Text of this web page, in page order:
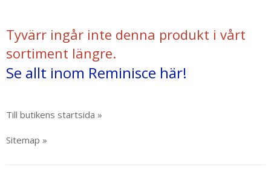
Tyvärr ingår inte denna produkt i vårt
sortiment längre.
Se allt inom Reminisce här!
Till butikens startsida »
Sitemap »